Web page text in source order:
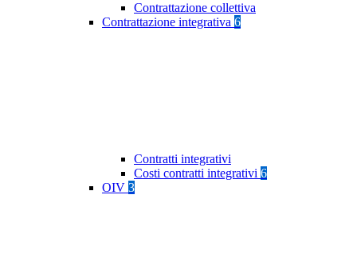
Contrattazione collettiva
Contrattazione integrativa 6
Contratti integrativi
Costi contratti integrativi 6
OIV 3